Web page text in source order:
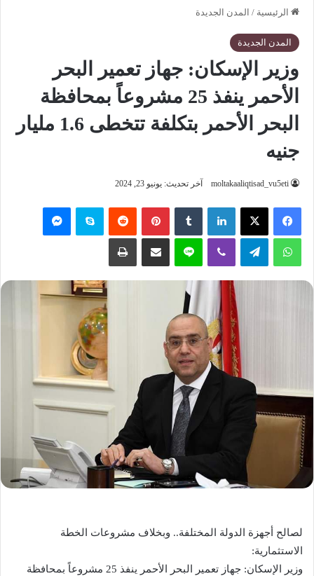
الرئيسية / المدن الجديدة
المدن الجديدة
وزير الإسكان: جهاز تعمير البحر
الأحمر ينفذ 25 مشروعاً بمحافظة
البحر الأحمر بتكلفة تتخطى 1.6 مليار
جنيه
moltakaaliqtisad_vu5eti آخر تحديث: يونيو 23, 2024
فيسبوك ‫X لينكدإن بينتيريست سكايب
واتساب تيلقرام لاين
لصالح أجهزة الدولة المختلفة.. وبخلاف مشروعات الخطة
الاستثمارية:
وزير الإسكان: جهاز تعمير البحر الأحمر ينفذ 25 مشروعاً بمحافظة